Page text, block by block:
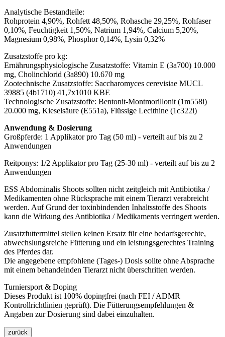
Analytische Bestandteile:
Rohprotein 4,90%, Rohfett 48,50%, Rohasche 29,25%, Rohfaser
0,10%, Feuchtigkeit 1,50%, Natrium 1,94%, Calcium 5,20%,
Magnesium 0,98%, Phosphor 0,14%, Lysin 0,32%
Zusatzstoffe pro kg:
Ernährungsphysiologische Zusatzstoffe: Vitamin E (3a700) 10.000
mg, Cholinchlorid (3a890) 10.670 mg
Zootechnische Zusatzstoffe: Saccharomyces cerevisiae MUCL
39885 (4b1710) 41,7x1010 KBE
Technologische Zusatzstoffe: Bentonit-Montmorillonit (1m558i)
20.000 mg, Kieselsäure (E551a), Flüssige Lecithine (1c322i)
Anwendung & Dosierung
Großpferde: 1 Applikator pro Tag (50 ml) - verteilt auf bis zu 2
Anwendungen
Reitponys: 1/2 Applikator pro Tag (25-30 ml) - verteilt auf bis zu 2
Anwendungen
ESS Abdominalis Shoots sollten nicht zeitgleich mit Antibiotika /
Medikamenten ohne Rücksprache mit einem Tierarzt verabreicht
werden. Auf Grund der toxinbindenden Inhaltsstoffe des Shoots
kann die Wirkung des Antibiotika / Medikaments verringert werden.
Zusatzfuttermittel stellen keinen Ersatz für eine bedarfsgerechte,
abwechslungsreiche Fütterung und ein leistungsgerechtes Training
des Pferdes dar.
Die angegebene empfohlene (Tages-) Dosis sollte ohne Absprache
mit einem behandelnden Tierarzt nicht überschritten werden.
Turniersport & Doping
Dieses Produkt ist 100% dopingfrei (nach FEI / ADMR
Kontrollrichtlinien geprüft). Die Fütterungsempfehlungen &
Angaben zur Dosierung sind dabei einzuhalten.